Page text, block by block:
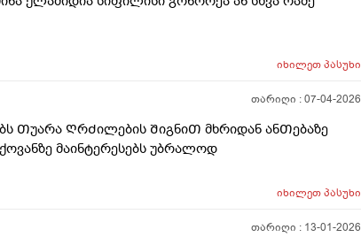
იხილეთპასუხი
თარიღი :07-04-2026
Თუარა ᲦრᲫილების ᲨიგნიᲗ მხრიდან ანᲗებაზე
მაინტერესებს უბრალოდ
იხილეთპასუხი
თარიღი : 13-01-2026